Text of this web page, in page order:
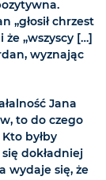
„głosił chrzest
„wszyscy […]
wyznając
Jana
to do czego
byłby
dokładniej
wydaje się, że